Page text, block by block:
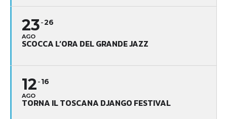
23
AGO
26
SCOCCA L’ORA DEL GRANDE JAZZ
12
AGO
16
TORNA IL TOSCANA DJANGO FESTIVAL